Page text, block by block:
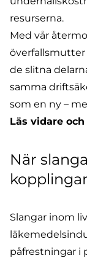
resurserna.
Med vår
de slitna
samma
som en ny –
Läs vidare
När
kopplingar
Slangar inom
påfrestningar i